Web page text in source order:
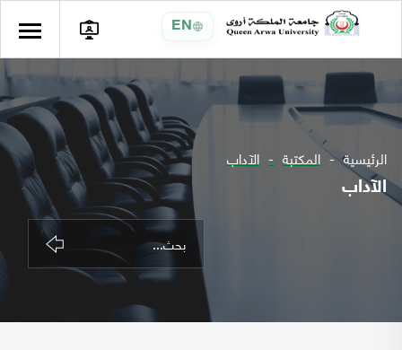
EN
الرئيسية المكتبة الآداب
الآداب